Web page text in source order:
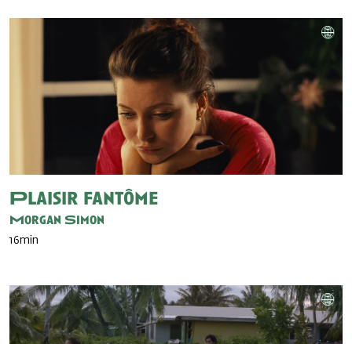
Plaisir fantôme
Morgan Simon
16min